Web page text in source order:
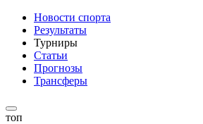
Новости спорта
Результаты
Турниры
Статьи
Прогнозы
Трансферы
топ